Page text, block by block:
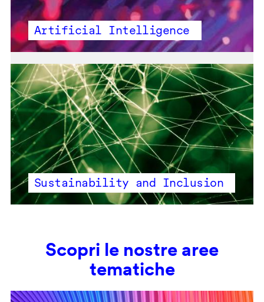
Artificial Intelligence
Sustainability and Inclusion
Scopri le nostre aree
tematiche